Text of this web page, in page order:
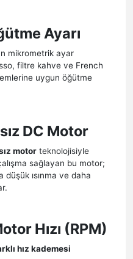
Ayarı
mikrometrik ayar
filtre kahve ve French
uygun öğütme
DC Motor
motor teknolojisiyle
sağlayan bu motor;
düşük ısınma ve daha
Hızı (RPM)
hız kademesi